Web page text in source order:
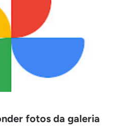
fotos da galeria